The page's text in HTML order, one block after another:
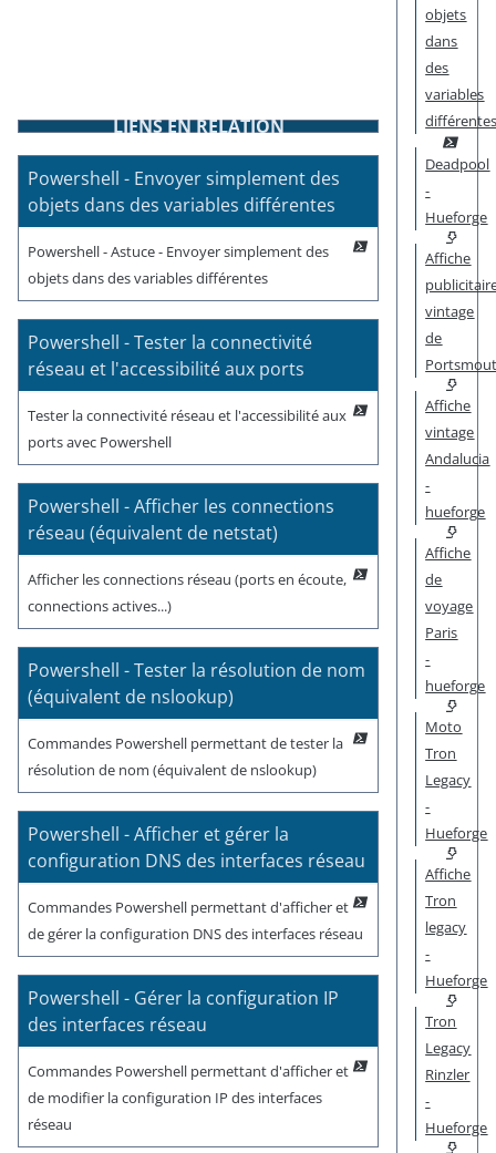
LIENS EN RELATION
Powershell - Envoyer simplement des
objets dans des variables différentes
Powershell - Astuce - Envoyer simplement des
objets dans des variables différentes
Powershell - Tester la connectivité
réseau et l'accessibilité aux ports
Tester la connectivité réseau et l'accessibilité aux
ports avec Powershell
Powershell - Afficher les connections
réseau (équivalent de netstat)
Afficher les connections réseau (ports en écoute,
connections actives...)
Powershell - Tester la résolution de nom
(équivalent de nslookup)
Commandes Powershell permettant de tester la
résolution de nom (équivalent de nslookup)
Powershell - Afficher et gérer la
configuration DNS des interfaces réseau
Commandes Powershell permettant d'afficher et
de gérer la configuration DNS des interfaces réseau
Powershell - Gérer la configuration IP
des interfaces réseau
Commandes Powershell permettant d'afficher et
de modifier la configuration IP des interfaces
réseau
objets
dans
des
variables
Deadpool
-
Hueforge
Affiche
vintage
de
Affiche
vintage
Andalucia
-
hueforge
Affiche
de
voyage
Paris
-
hueforge
Moto
Tron
Legacy
-
Hueforge
Affiche
Tron
legacy
-
Hueforge
Tron
Legacy
Rinzler
-
Hueforge